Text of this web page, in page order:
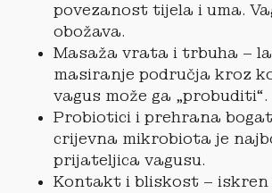
povezanost tijela i uma.
obožava.
Masaža vrata i trbuha –
masiranje područja kroz
vagus može ga „probuditi“.
Probiotici i prehrana
crijevna mikrobiota je
prijateljica vagusu.
Kontakt i bliskost – iskren